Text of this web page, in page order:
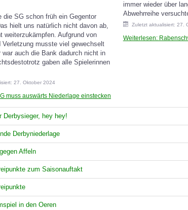
die SG schon früh ein Gegentor
hielt uns natürlich nicht davon ab,
weiterzukämpfen. Aufgrund von
Verletzung musste viel gewechselt
war auch die Bank dadurch nicht in
gaben alle Spielerinnen
27. Oktober 2024
muss auswärts Niederlage einstecken
immer wieder über
Abwehrreihe
Zuletzt aktualisiert: 27.
Weiterlesen:
Derbysieger, hey hey!
Derbyniederlage
Affeln
zum Saisonauftakt
in den Oeren